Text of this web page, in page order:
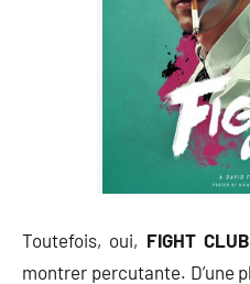
Toutefois, oui, FIGHT CLUB
montrer percutante. D’une